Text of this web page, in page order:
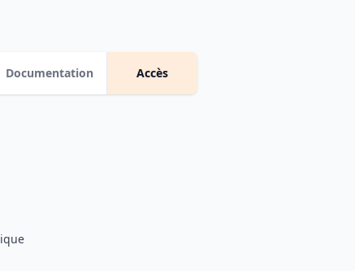
Documentation Accès